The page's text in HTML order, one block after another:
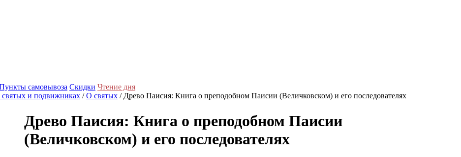
самовывоза Скидки Чтение дня
и подвижниках /О святых / Древо Паисия: Книга о преподобном Паисии (Величковском) и его последователях
Древо Паисия: Книга о преподобном Паисии
(Величковском) и его последователях